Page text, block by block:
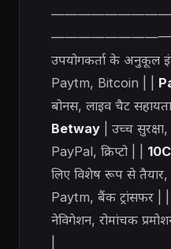
उपयोगकर्ता के अनुकूल
Paytm, Bitcoin | |
बोनस, लाइव चैट
Betway | उच्च
PayPal, क्रिप्टो | |
लिए विशेष रूप से
Paytm, बैंक ट्रांसफर | |
नेविगेशन, रोमांचक